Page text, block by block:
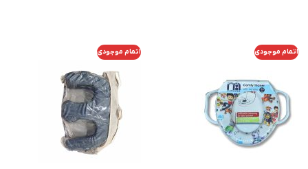
اتمام موجودی اتمام موجودی